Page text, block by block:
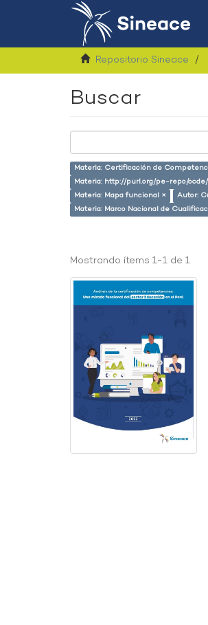
Repositorio Sineace
Buscar
Materia: Certificación de
Materia: http://purl.org/pe-repo/
Materia: Mapa funcional ×
Autor:
Materia: Marco Nacional de
Mostrando ítems 1-1 de 1